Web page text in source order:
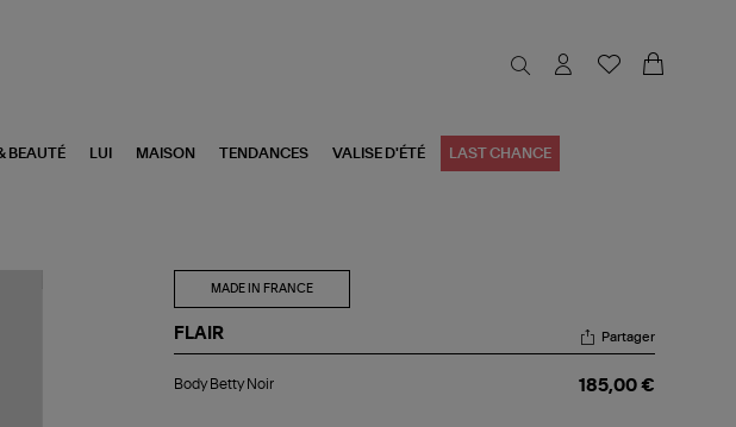
BEAUTÉ LUI MAISON TENDANCES VALISE D'ÉTÉ LAST CHANCE
MADE IN FRANCE
FLAIR
Betty
Partager
Body Betty Noir 185,00 €